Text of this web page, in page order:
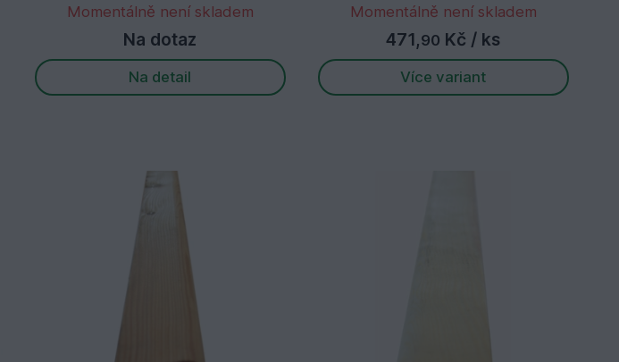
Momentálně není skladem
Na dotaz
Na detail
Momentálně není skladem
471,90 Kč / ks
Více variant